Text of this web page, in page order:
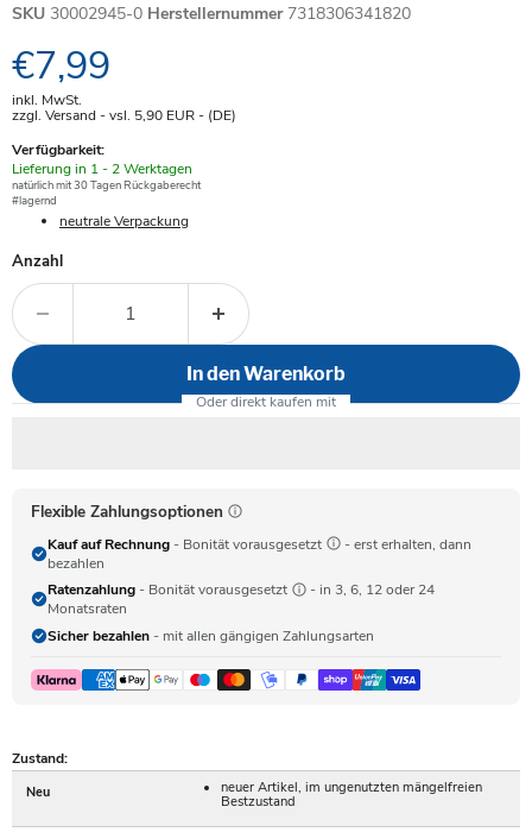
SKU 30002945-0 Herstellernummer 7318306341820
Aktueller Preis
€7,99
inkl. MwSt.
zzgl. Versand - vsl. 5,90 EUR- (DE)
Verfügbarkeit:
Verfügbar
-
Lieferung in 1 - 2 Werktagen
natürlich mit 30 Tagen Rückgaberecht
#lagernd
neutrale Verpackung
Anzahl
In den Warenkorb
Flexible Zahlungsoptionen
Kauf auf Rechnung - Bonität vorausgesetzt
- erst erhalten, dann
bezahlen
Ratenzahlung - Bonität vorausgesetzt
- in 3, 6, 12 oder 24
Monatsraten
Sicher bezahlen - mit allen gängigen Zahlungsarten
Zustand:
Neu
neuer Artikel, im ungenutzten mängelfreien
Bestzustand